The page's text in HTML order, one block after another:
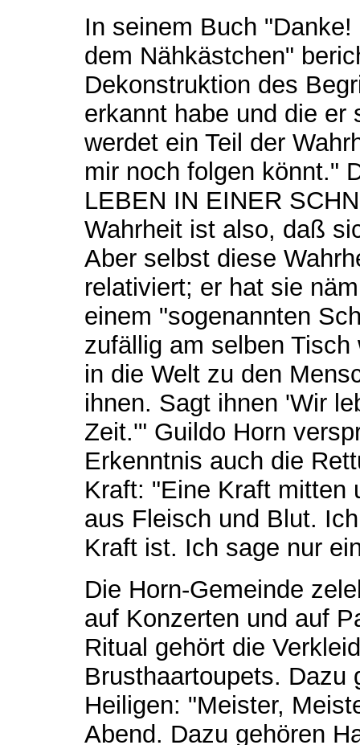
In seinem Buch
dem Nähkästchen"
Dekonstruktion des
erkannt habe und die er
werdet ein Teil der
mir noch folgen könnt."
LEBEN IN EINER
Wahrheit ist also, daß
Aber selbst diese
relativiert; er hat sie
einem "sogenannten
zufällig am selben
in die Welt zu den
ihnen. Sagt ihnen 'Wir
Zeit.'" Guildo Horn
Erkenntnis auch die
Kraft: "Eine Kraft mitten
aus Fleisch und Blut.
Kraft ist. Ich sage nur
Die Horn-Gemeinde
auf Konzerten und auf
Ritual gehört die
Brusthaartoupets. Dazu
Heiligen: "Meister,
Abend. Dazu gehören